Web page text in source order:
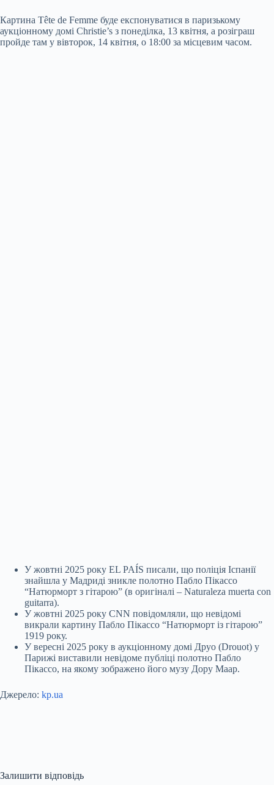
Картина Tête de Femme буде експонуватися в паризькому
аукціонному домі Christie’s з понеділка, 13 квітня, а розіграш
пройде там у вівторок, 14 квітня, о 18:00 за місцевим часом.
У жовтні 2025 року EL PAÍS писали, що поліція Іспанії
знайшла у Мадриді зникле полотно Пабло Пікассо
“Натюрморт з гітарою” (в оригіналі – Naturaleza muerta con
guitarra).
У жовтні 2025 року CNN повідомляли, що невідомі
викрали картину Пабло Пікассо “Натюрморт із гітарою”
1919 року.
У вересні 2025 року в аукціонному домі Друо (Drouot) у
Парижі виставили невідоме публіці полотно Пабло
Пікассо, на якому зображено його музу Дору Маар.
Джерело: kp.ua
Залишити відповідь